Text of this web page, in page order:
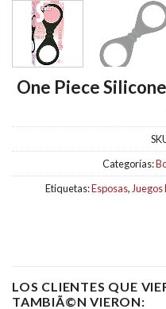
One Piece
Categorías:
Etiquetas:Esposas, Juegos
LOS CLIENTES QUE
TAMBIÃ©N VIERON: